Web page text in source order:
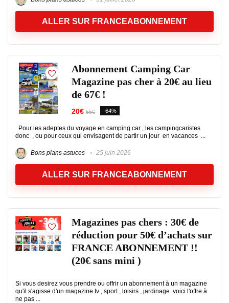
ALLER SUR FRANCEABONNEMENT
Abonnement Camping Car
Magazine pas cher à 20€ au lieu
de 67€ !
20€ 55€ -64%
Pour les adeptes du voyage en camping car , les campingcaristes
donc , ou pour ceux qui envisagent de partir un jour en vacances ...
Bons plans astuces 25 juin 2026
ALLER SUR FRANCEABONNEMENT
Magazines pas chers : 30€ de
réduction pour 50€ d’achats sur
FRANCE ABONNEMENT !!
(20€ sans mini )
Si vous desirez vous prendre ou offrir un abonnement à un magazine
qu'il s'agisse d'un magazine tv , sport , loisirs , jardinage voici l'offre à
ne pas ...